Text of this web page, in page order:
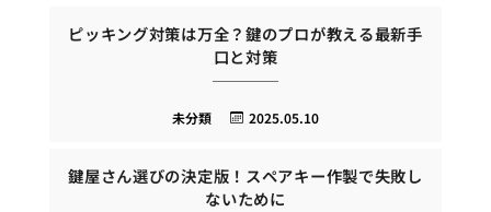
ピッキング対策は万全？鍵のプロが教える最新手
口と対策
2025.05.10
未分類
鍵屋さん選びの決定版！スペアキー作製で失敗し
ないために